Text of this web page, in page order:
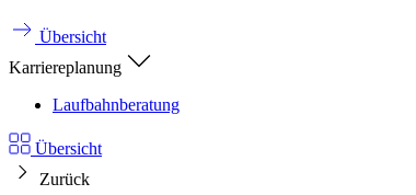
Übersicht
Karriereplanung
Laufbahnberatung
Übersicht
Zurück